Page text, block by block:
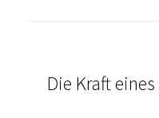
Die Kraft